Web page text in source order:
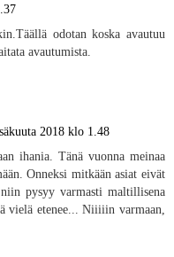
odotan koska avautuu
avautumista.
2018 klo 1.48
ihania. Tänä vuonna meinaa
Onneksi mitkään asiat eivät
pysyy varmasti maltillisena
vielä etenee... Niiiiin varmaan,